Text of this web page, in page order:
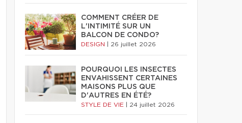
COMMENT CRÉER DE
L'INTIMITÉ SUR UN
BALCON DE CONDO?
DESIGN 26 juillet 2026
POURQUOI LES INSECTES
ENVAHISSENT CERTAINES
MAISONS PLUS QUE
D'AUTRES EN ÉTÉ?
STYLE DE VIE 24 juillet 2026